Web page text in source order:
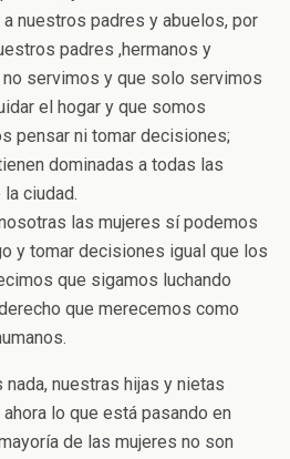
nuestros padres y abuelos, por
padres ,hermanos y
servimos y que solo servimos
el hogar y que somos
pensar ni tomar decisiones;
dominadas a todas las
ciudad.
las mujeres sí podemos
y tomar decisiones igual que los
que sigamos luchando
que merecemos como
nuestras hijas y nietas
lo que está pasando en
de las mujeres no son